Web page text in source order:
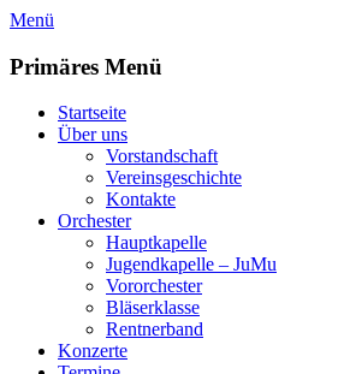
Zum
springen
Menü
Primäres Menü
Startseite
Über uns
Vorstandschaft
Vereinsgeschichte
Kontakte
Orchester
Hauptkapelle
Jugendkapelle – JuMu
Vororchester
Bläserklasse
Rentnerband
Konzerte